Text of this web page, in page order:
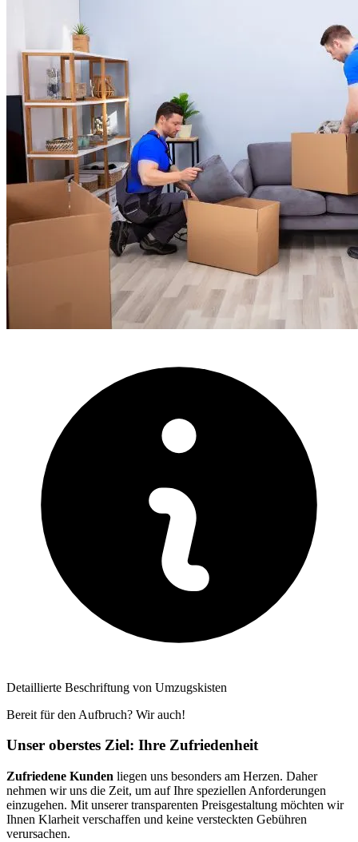
Detaillierte Beschriftung von Umzugskisten
Bereit für den Aufbruch? Wir auch!
Unser oberstes Ziel: Ihre Zufriedenheit
Zufriedene Kunden liegen uns besonders am Herzen. Daher
nehmen wir uns die Zeit, um auf Ihre speziellen Anforderungen
einzugehen. Mit unserer transparenten Preisgestaltung möchten wir
Ihnen Klarheit verschaffen und keine versteckten Gebühren
verursachen.